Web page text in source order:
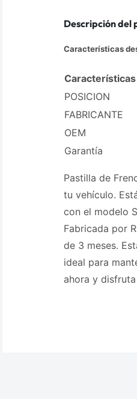
Descripción del
Características
POSICION
FABRICANTE
OEM
Garantía
Pastilla de
tu vehículo.
con el modelo
Fabricada por
de 3 meses.
ideal para
ahora y